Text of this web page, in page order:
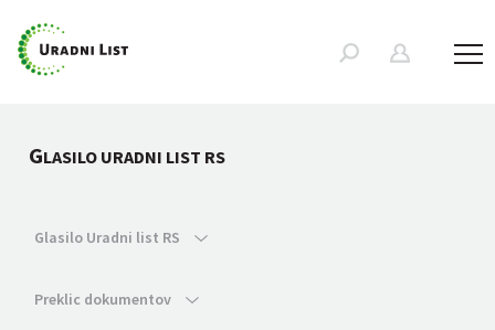
GLASILO URADNI LIST RS
Glasilo Uradni list RS
Preklic dokumentov